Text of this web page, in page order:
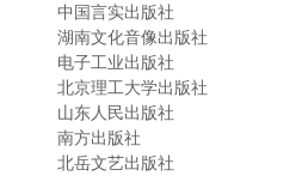
中国言实出版社
湖南文化音像出版社
电子工业出版社
北京理工大学出版社
山东人民出版社
南方出版社
北岳文艺出版社